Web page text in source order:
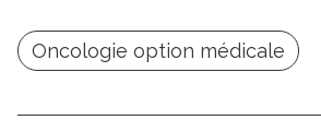
Oncologie option médicale